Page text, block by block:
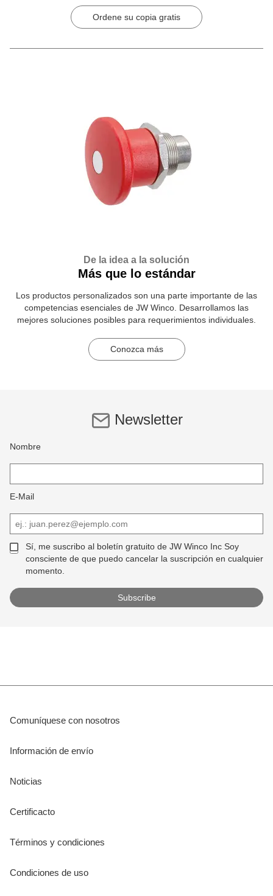
Ordene su copia gratis
De la idea a la solución
Más que lo estándar
Los productos personalizados son una parte importante de las
competencias esenciales de JW Winco. Desarrollamos las
mejores soluciones posibles para requerimientos individuales.
Conozca más
Newsletter
Nombre
E-Mail
Sí, me suscribo al boletín gratuito de JW Winco Inc Soy
consciente de que puedo cancelar la suscripción en cualquier
momento.
Comuníquese con nosotros
Información de envío
Noticias
Certificacto
Términos y condiciones
Condiciones de uso